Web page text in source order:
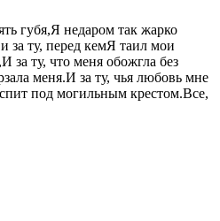
губя,Я недаром так жарко
ту, перед кемЯ таил мои
ту, что меня обожгла без
меня.И за ту, чья любовь мне
под могильным крестом.Все,